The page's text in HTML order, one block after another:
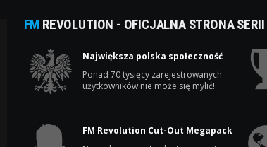
FM REVOLUTION - OFICJALNA STRONA SERII
Największa polska społeczność
Ponad 70 tysięcy zarejestrowanych
użytkowników nie może się mylić!
FM Revolution Cut-Out Megapack